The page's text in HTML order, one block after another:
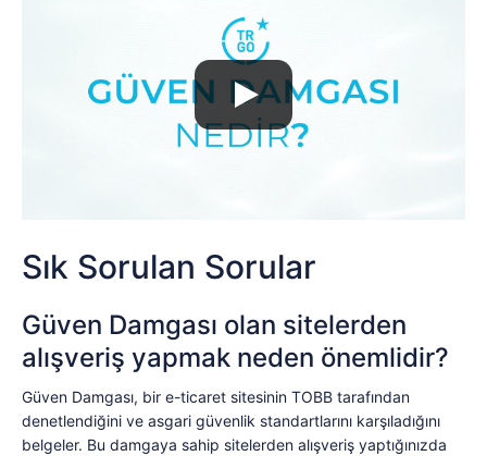
Sık Sorulan Sorular
Güven Damgası olan sitelerden
alışveriş yapmak neden önemlidir?
Güven Damgası, bir e-ticaret sitesinin TOBB tarafından
denetlendiğini ve asgari güvenlik standartlarını karşıladığını
belgeler. Bu damgaya sahip sitelerden alışveriş yaptığınızda